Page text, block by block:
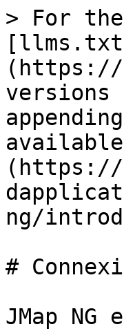
> For
(https://
versions
available
(https://
ng/
#
JMap